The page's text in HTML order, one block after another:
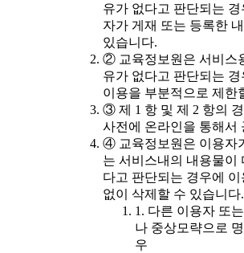
유가 없다고 판단되는
자가 게재 또는 등록한
있습니다.
② 교육정보원은 서비스
유가 없다고 판단되는
이용을 부분적으로 제한
③ 제 1 항 및 제 2 항의
사전에 온라인을 통해서
④ 교육정보원은 이용자
는 서비스내의 내용물이
다고 판단되는 경우에 이
없이 삭제할 수 있습니다.
1. 다른 이용자 또
나 중상모략으로
우